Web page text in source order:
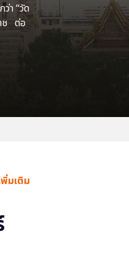
า “วัด
ช ต่อ
มเติม